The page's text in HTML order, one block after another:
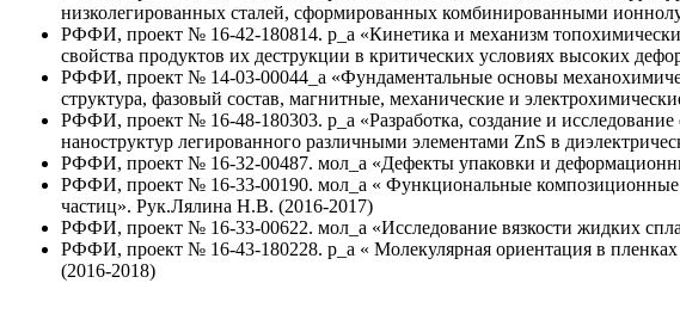
низколегированных сталей, сформированных комбинированными
РФФИ, проект № 16-42-180814. р_а «Кинетика и механизм
свойства продуктов их деструкции в критических условиях высоких
РФФИ, проект № 14-03-00044_а «Фундаментальные основы
структура, фазовый состав, магнитные, механические и
РФФИ, проект № 16-48-180303. р_а «Разработка, создание и
наноструктур легированного различными элементами ZnS в
РФФИ, проект № 16-32-00487. мол_а «Дефекты упаковки и
РФФИ, проект № 16-33-00190. мол_а « Функциональные композиционные
частиц». Рук.Лялина Н.В. (2016-2017)
РФФИ, проект № 16-33-00622. мол_а «Исследование вязкости жидких
РФФИ, проект № 16-43-180228. р_а « Молекулярная ориентация в
(2016-2018)